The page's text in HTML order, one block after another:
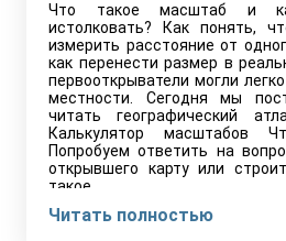
Что такое масштаб и
истолковать? Как понять,
измерить расстояние от
как перенести размер в
первооткрыватели могли
местности. Сегодня мы
читать географический
Калькулятор масштабов
Попробуем ответить на
открывшего карту или
такое…
Читать полностью